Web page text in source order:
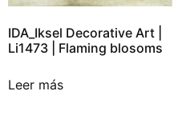
IDA_Iksel Decorative Art |
Li1473 | Flaming blosoms
Leer más